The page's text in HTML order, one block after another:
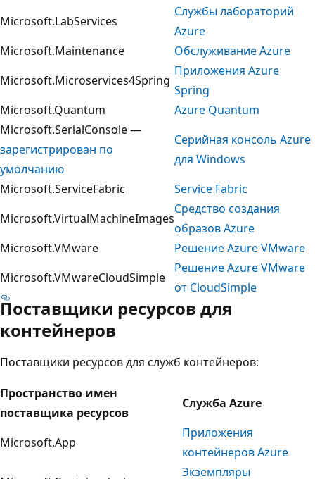
Microsoft.LabServices
Службы лабораторий
Azure
Microsoft.Maintenance
Обслуживание Azure
Microsoft.Microservices4Spring
Приложения Azure
Spring
Microsoft.Quantum
Azure Quantum
Microsoft.SerialConsole —
зарегистрирован по
умолчанию
Серийная консоль Azure
для Windows
Microsoft.ServiceFabric
Service Fabric
Microsoft.VirtualMachineImages
Средство создания
образов Azure
Microsoft.VMware
Решение Azure VMware
Microsoft.VMwareCloudSimple
Решение Azure VMware
от CloudSimple
Поставщики ресурсов для
контейнеров
Поставщики ресурсов для служб контейнеров:
Пространство имен
поставщика ресурсов
Служба Azure
Microsoft.App
Приложения
контейнеров Azure
Экземпляры